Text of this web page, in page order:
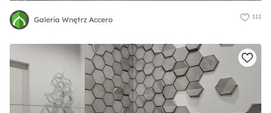
Galeria Wnętrz Accero 111